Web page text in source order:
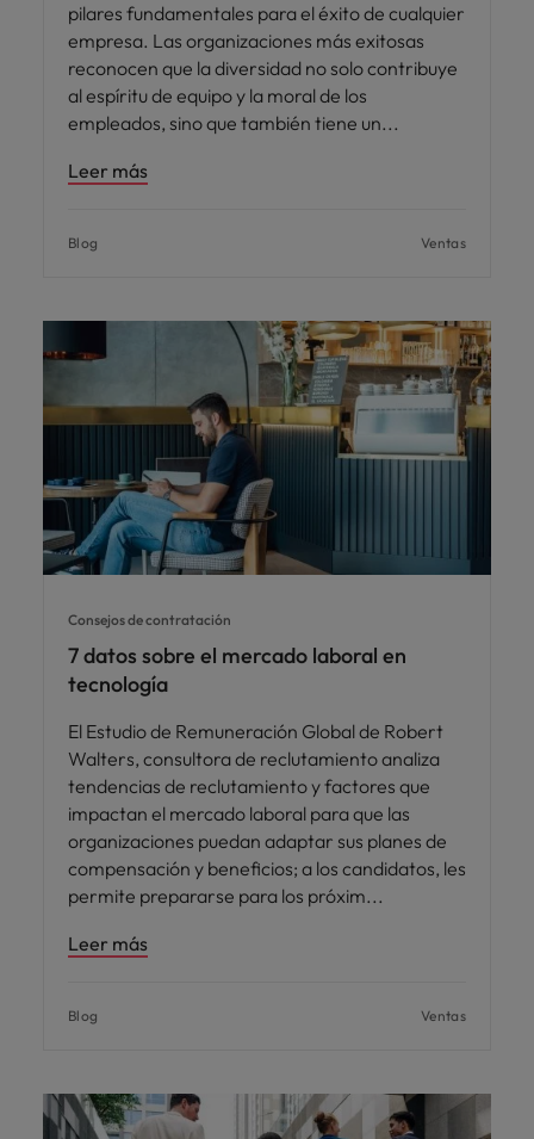
pilares fundamentales para el éxito de cualquier
empresa. Las organizaciones más exitosas
reconocen que la diversidad no solo contribuye
al espíritu de equipo y la moral de los
empleados, sino que también tiene un
Leer más
Blog Ventas
Consejos de contratación
7 datos sobre el mercado laboral en
tecnología
El Estudio de Remuneración Global de Robert
Walters, consultora de reclutamiento analiza
tendencias de reclutamiento y factores que
impactan el mercado laboral para que las
organizaciones puedan adaptar sus planes de
compensación y beneficios; a los candidatos, les
permite prepararse para los próxim
Leer más
Blog Ventas